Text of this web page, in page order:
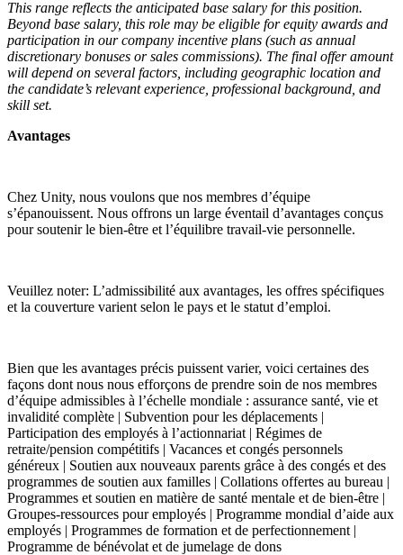
This range reflects the anticipated base salary for this position.
Beyond base salary, this role may be eligible for equity awards and
participation in our company incentive plans (such as annual
discretionary bonuses or sales commissions). The final offer amount
will depend on several factors, including geographic location and
the candidate’s relevant experience, professional background, and
skill set.
Avantages
Chez Unity, nous voulons que nos membres d’équipe
s’épanouissent. Nous offrons un large éventail d’avantages conçus
pour soutenir le bien-être et l’équilibre travail-vie personnelle.
Veuillez noter: L’admissibilité aux avantages, les offres spécifiques
et la couverture varient selon le pays et le statut d’emploi.
Bien que les avantages précis puissent varier, voici certaines des
façons dont nous nous efforçons de prendre soin de nos membres
d’équipe admissibles à l’échelle mondiale : assurance santé, vie et
invalidité complète | Subvention pour les déplacements |
Participation des employés à l’actionnariat | Régimes de
retraite/pension compétitifs | Vacances et congés personnels
généreux | Soutien aux nouveaux parents grâce à des congés et des
programmes de soutien aux familles | Collations offertes au bureau |
Programmes et soutien en matière de santé mentale et de bien-être |
Groupes-ressources pour employés | Programme mondial d’aide aux
employés | Programmes de formation et de perfectionnement |
Programme de bénévolat et de jumelage de dons